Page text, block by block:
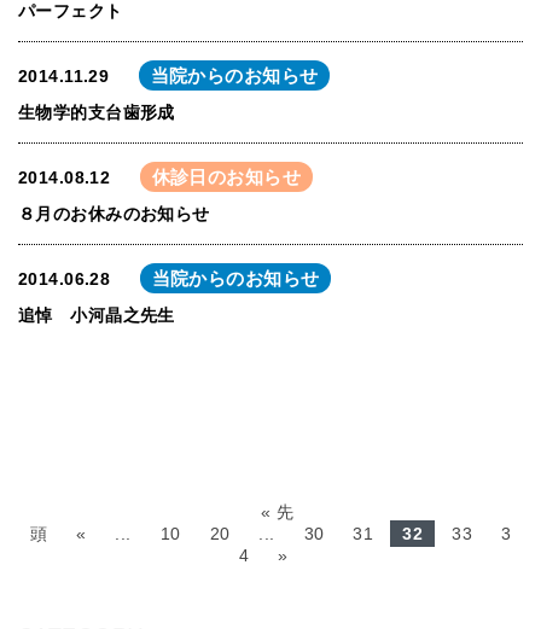
パーフェクト
2014.11.29 当院からのお知らせ
生物学的支台歯形成
2014.08.12 休診日のお知らせ
８月のお休みのお知らせ
2014.06.28 当院からのお知らせ
追悼 小河晶之先生
« 先
頭
« 10 20 30 31 32 33
3
4
»